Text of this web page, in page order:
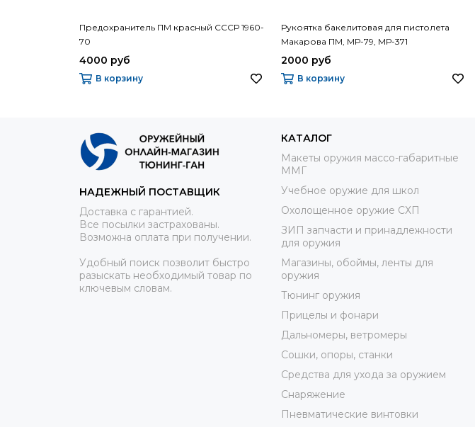
Предохранитель ПМ красный СССР 1960-
70
4000 руб
В корзину
Рукоятка бакелитовая для пистолета
Макарова ПМ, МР-79, МР-371
2000 руб
В корзину
НАДЕЖНЫЙ ПОСТАВЩИК
Доставка с гарантией.
Все посылки застрахованы.
Возможна оплата при получении.
Удобный поиск позволит быстро
разыскать необходимый товар по
ключевым словам.
КАТАЛОГ
Макеты оружия массо-габаритные
ММГ
Учебное оружие для школ
Охолощенное оружие СХП
ЗИП запчасти и принадлежности
для оружия
Магазины, обоймы, ленты для
оружия
Тюнинг оружия
Прицелы и фонари
Дальномеры, ветромеры
Сошки, опоры, станки
Средства для ухода за оружием
Снаряжение
Пневматические винтовки